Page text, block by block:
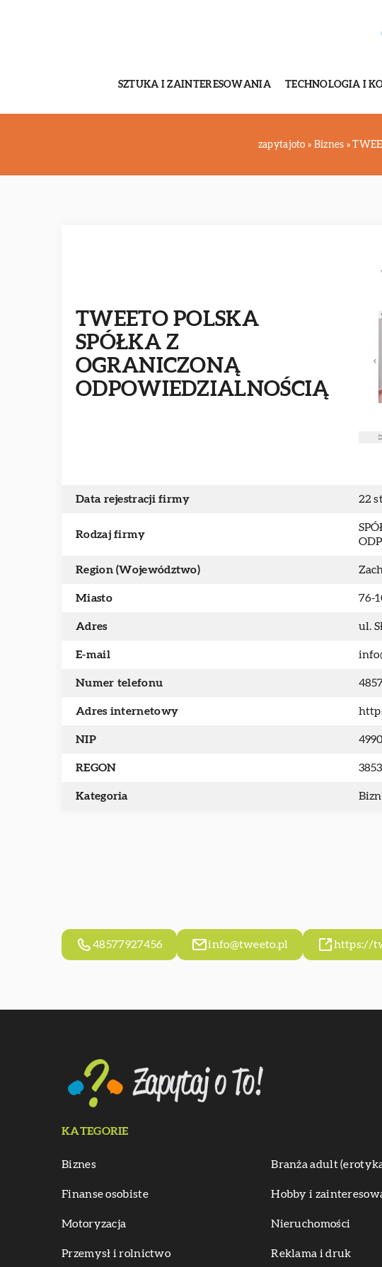
SZTUKA I ZAINTERESOWANIA TECHNOLOGIA I
zapytajoto » Biznes »
TWEETO POLSKA
SPÓŁKA Z
OGRANICZONĄ
ODPOWIEDZIALNOŚCIĄ
Data rejestracji firmy 22
Rodzaj firmy
Region (Województwo)
Miasto 76-
Adres ul.
E-mail
Numer telefonu
Adres internetowy
NIP
REGON
Kategoria
48577927456 info@tweeto.pl https://
KATEGORIE
Biznes Branża adult
Finanse osobiste Hobby i
Motoryzacja Nieruchomości
Przemysł i rolnictwo Reklama i druk